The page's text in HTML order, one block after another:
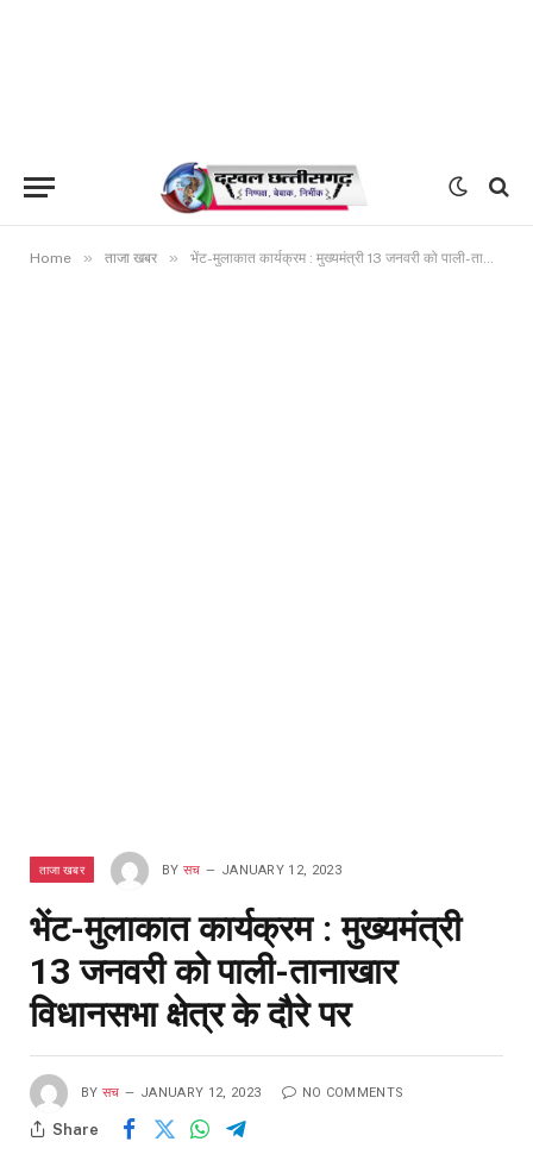
Home » ताजा खबर » भेंट-मुलाकात कार्यक्रम : मुख्यमंत्री 13 जनवरी को पाली-तानाखार विधानसभा क्षेत्र के दौरे पर
ताजा खबर BY सच JANUARY 12, 2023
भेंट-मुलाकात कार्यक्रम : मुख्यमंत्री
13 जनवरी को पाली-तानाखार
विधानसभा क्षेत्र के दौरे पर
BY सच JANUARY 12, 2023 NO COMMENTS
Share